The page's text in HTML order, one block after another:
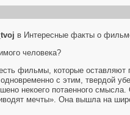
в Интересные факты о
человека?
фильмы, которые оставляют
с этим, твердой
некоего потаенного
мечты». Она вышла на